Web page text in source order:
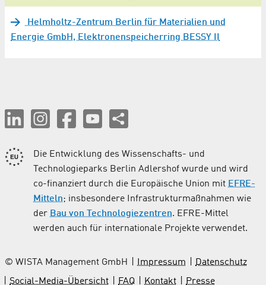
Helmholtz-Zentrum Berlin für Materialien und
Energie GmbH, Elektronenspeicherring BESSY II
Die Entwicklung des Wissenschafts- und
Technologieparks Berlin Adlershof wurde und wird
co-finanziert durch die Europäische Union mit EFRE-
Mitteln; insbesondere Infrastrukturmaßnahmen wie
der Bau von Technologiezentren. EFRE-Mittel
werden auch für internationale Projekte verwendet.
© WISTA Management GmbH Impressum
Datenschutz
Social-Media-Übersicht
FAQ Kontakt Presse